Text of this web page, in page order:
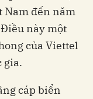
Nam đến năm
này một
của Viettel
gia.
cáp biển